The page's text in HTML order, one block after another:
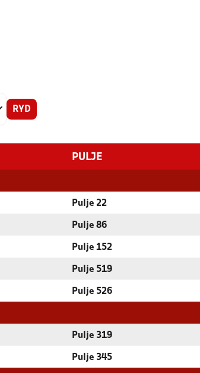
RYD
PULJE
Pulje 22
Pulje 86
Pulje 152
Pulje 519
Pulje 526
Pulje 319
Pulje 345